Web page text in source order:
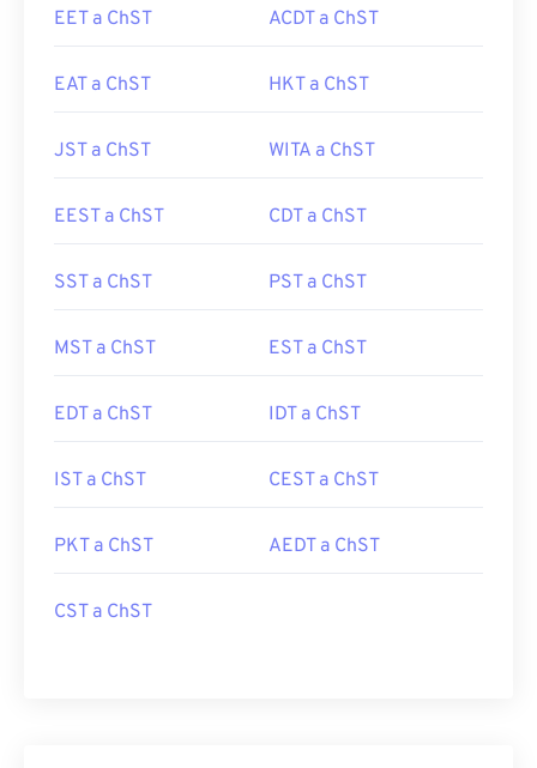
EET a ChST ACDT a ChST
EAT a ChST HKT a ChST
JST a ChST WITA a ChST
EEST a ChST CDT a ChST
SST a ChST PST a ChST
MST a ChST EST a ChST
EDT a ChST IDT a ChST
IST a ChST CEST a ChST
PKT a ChST AEDT a ChST
CST a ChST